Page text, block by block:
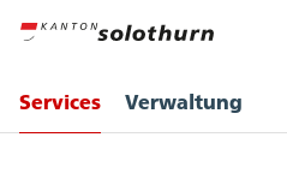
Services Verwaltung